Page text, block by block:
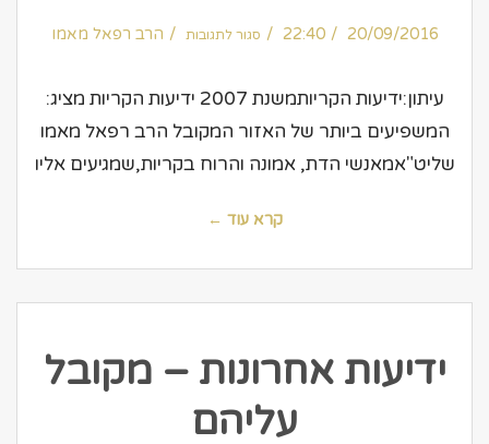
20/09/2016
22:40 סגור לתגובות ידיעות
הקריות
האזור
הרב רפאל מאמו
עיתון:ידיעות הקריותמשנת 2007 ידיעות הקריות מציג:
המשפיעים ביותר של האזור המקובל הרב רפאל מאמו
שליט"אמאנשי הדת, אמונה והרוח בקריות,שמגיעים אליו
קרא עוד ←
ידיעות אחרונות – מקובל
עליהם